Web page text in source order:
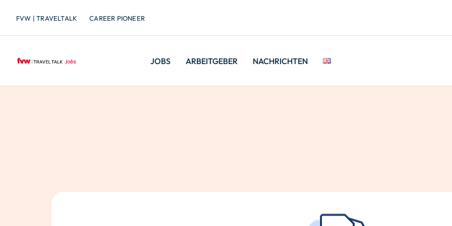
FVW | TRAVELTALK CAREER PIONEER
JOBS ARBEITGEBER NACHRICHTEN